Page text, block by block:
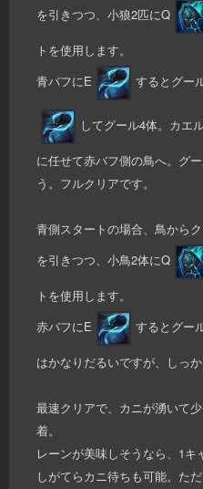
を引きつつ、小狼2匹にQ
トを使用します。
青バフにE
するとグー
してグール4体。カエ
に任せて赤バフ側の鳥へ。グ
う。フルクリアです。
青側スタートの場合、鳥から
を引きつつ、小鳥2体にQ
トを使用します。
赤バフにE
するとグー
はかなりだるいですが、しっ
最速クリアで、カニが湧いて
着。
レーンが美味しそうなら、1
しがてらカニ待ちも可能。た